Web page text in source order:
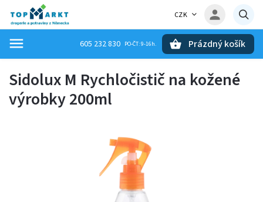
CZK
605 232 830 Prázdný košík
Sidolux M Rychločistič na kožené
výrobky 200ml